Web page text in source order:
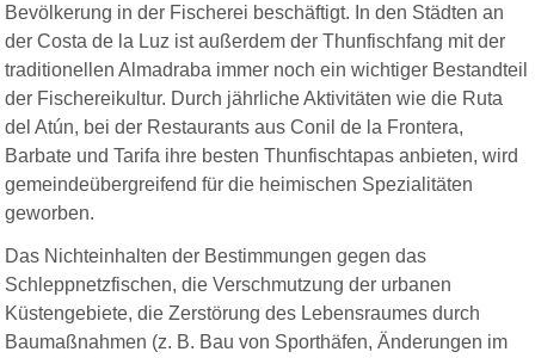
Bevölkerung in der Fischerei beschäftigt. In den Städten an
der Costa de la Luz ist außerdem der Thunfischfang mit der
traditionellen Almadraba immer noch ein wichtiger Bestandteil
der Fischereikultur. Durch jährliche Aktivitäten wie die Ruta
del Atún, bei der Restaurants aus Conil de la Frontera,
Barbate und Tarifa ihre besten Thunfischtapas anbieten, wird
gemeindeübergreifend für die heimischen Spezialitäten
geworben.
Das Nichteinhalten der Bestimmungen gegen das
Schleppnetzfischen, die Verschmutzung der urbanen
Küstengebiete, die Zerstörung des Lebensraumes durch
Baumaßnahmen (z. B. Bau von Sporthäfen, Änderungen im